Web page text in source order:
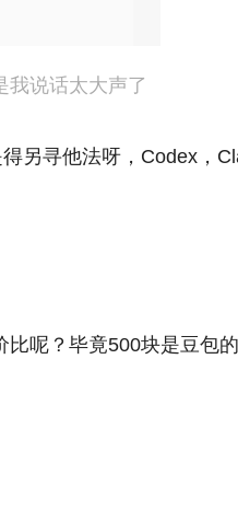
我说话太大声了
另寻他法呀，Codex，
呢？毕竟500块是豆包